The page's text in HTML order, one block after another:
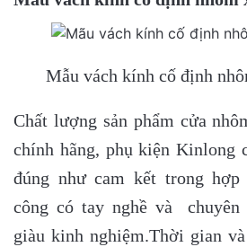
Mẫu vách kính cố định
Chất lượng sản phẩm cửa
chính hãng, phụ kiện Kinlong
đúng như cam kết trong
công có tay nghề và chuyên
giàu kinh nghiệm.Thời gian